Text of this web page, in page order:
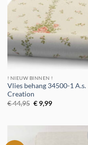
! NIEUW BINNEN !
Vlies behang 34500-1 A.s.
Creation
€44,95 Oorspronkelijke
prijs
€9,99Huidige